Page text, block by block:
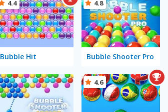
Bubble Hit
4.4
Bubble Shooter Pro
4.8
4.6